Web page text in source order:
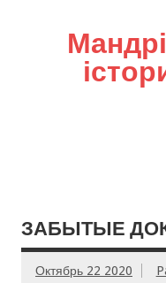
ЗАБЫТЫЕ
Октябрь 22 2020